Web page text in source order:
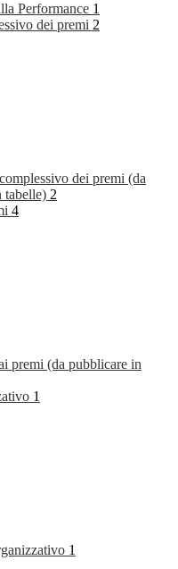
Performance 1
dei premi 2
dei premi (da
tabelle) 2
4
premi (da pubblicare in
1
1